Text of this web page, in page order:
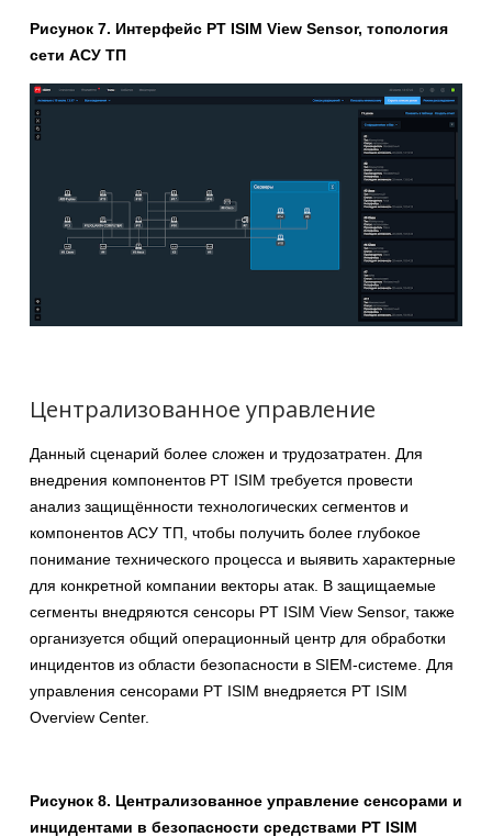
Рисунок 7. Интерфейс PT ISIM View Sensor, топология
сети АСУ ТП
Централизованное управление
Данный сценарий более сложен и трудозатратен. Для
внедрения компонентов PT ISIM требуется провести
анализ защищённости технологических сегментов и
компонентов АСУ ТП, чтобы получить более глубокое
понимание технического процесса и выявить характерные
для конкретной компании векторы атак. В защищаемые
сегменты внедряются сенсоры PT ISIM View Sensor, также
организуется общий операционный центр для обработки
инцидентов из области безопасности в SIEM-системе. Для
управления сенсорами PT ISIM внедряется PT ISIM
Overview Center.
Рисунок 8. Централизованное управление сенсорами и
инцидентами в безопасности средствами PT ISIM